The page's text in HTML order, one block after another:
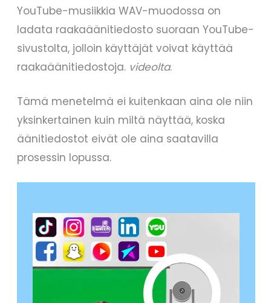
YouTube-musiikkia WAV-muodossa on
ladata raakaäänitiedosto suoraan YouTube-
sivustolta, jolloin käyttäjät voivat käyttää
raakaäänitiedostoja. videolta.
Tämä menetelmä ei kuitenkaan aina ole niin
yksinkertainen kuin miltä näyttää, koska
äänitiedostot eivät ole aina saatavilla
prosessin lopussa.